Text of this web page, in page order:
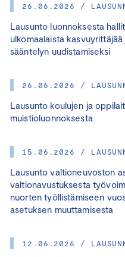
26.06.2026 /
Lausunto luonnoksesta
ulkomaalaista
sääntelyn uudistamiseksi
26.06.2026 /
Lausunto koulujen ja
muistioluonnoksesta
15.06.2026 /
Lausunto valtioneuvoston
valtionavustuksesta
nuorten työllistämiseen
asetuksen muuttamisesta
12.06.2026 /